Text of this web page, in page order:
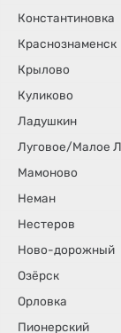
Константиновка
Краснознаменск
Крылово
Куликово
Ладушкин
Луговое/Малое
Мамоново
Неман
Нестеров
Ново-дорожный
Озёрск
Орловка
Пионерский